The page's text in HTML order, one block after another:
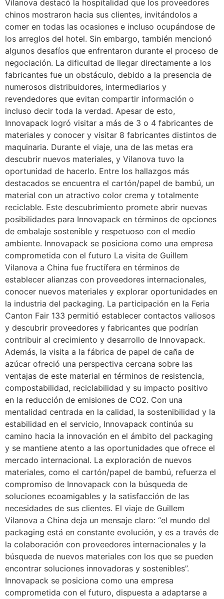
Vilanova destacó la hospitalidad que los proveedores
chinos mostraron hacia sus clientes, invitándolos a
comer en todas las ocasiones e incluso ocupándose de
los arreglos del hotel. Sin embargo, también mencionó
algunos desafíos que enfrentaron durante el proceso de
negociación. La dificultad de llegar directamente a los
fabricantes fue un obstáculo, debido a la presencia de
numerosos distribuidores, intermediarios y
revendedores que evitan compartir información o
incluso decir toda la verdad. Apesar de esto,
Innovapack logró visitar a más de 3 o 4 fabricantes de
materiales y conocer y visitar 8 fabricantes distintos de
maquinaria. Durante el viaje, una de las metas era
descubrir nuevos materiales, y Vilanova tuvo la
oportunidad de hacerlo. Entre los hallazgos más
destacados se encuentra el cartón/papel de bambú, un
material con un atractivo color crema y totalmente
reciclable. Este descubrimiento promete abrir nuevas
posibilidades para Innovapack en términos de opciones
de embalaje sostenible y respetuoso con el medio
ambiente. Innovapack se posiciona como una empresa
comprometida con el futuro La visita de Guillem
Vilanova a China fue fructífera en términos de
establecer alianzas con proveedores internacionales,
conocer nuevos materiales y explorar oportunidades en
la industria del packaging. La participación en la Feria
Canton Fair 133 permitió establecer contactos valiosos
y descubrir proveedores y fabricantes que podrían
contribuir al crecimiento y desarrollo de Innovapack.
Además, la visita a la fábrica de papel de caña de
azúcar ofreció una perspectiva cercana sobre las
ventajas de este material en términos de resistencia,
compostabilidad, reciclabilidad y su impacto positivo
en la reducción de emisiones de CO2. Con una
mentalidad centrada en la calidad, la sostenibilidad y la
estabilidad en el servicio, Innovapack continúa su
camino hacia la innovación en el ámbito del packaging
y se mantiene atento a las oportunidades que ofrece el
mercado internacional. La exploración de nuevos
materiales, como el cartón/papel de bambú, refuerza el
compromiso de Innovapack con la búsqueda de
soluciones ecoamigables y la satisfacción de las
necesidades de sus clientes. El viaje de Guillem
Vilanova a China deja un mensaje claro: “el mundo del
packaging está en constante evolución, y es a través de
la colaboración con proveedores internacionales y la
búsqueda de nuevos materiales con los que se pueden
encontrar soluciones innovadoras y sostenibles”.
Innovapack se posiciona como una empresa
comprometida con el futuro, dispuesta a adaptarse a